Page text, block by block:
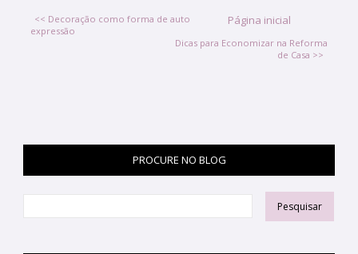
<< Decoração como forma de auto
expressão
Dicas para Economizar na Reforma
de Casa >>
Página inicial
PROCURE NO BLOG